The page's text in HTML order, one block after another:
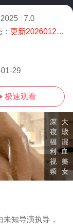
2025
7.0
更新20260129 -
29
 极速观看
知导演执导，